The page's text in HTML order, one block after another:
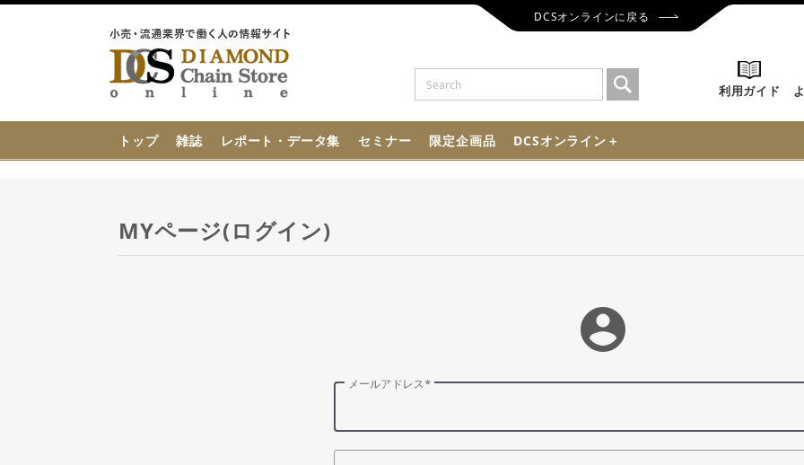
DCSオンラインに戻る
利用ガイド
トップ 雑誌 レポート・データ集 セミナー 限定企画品 DCSオンライン＋
MYページ(ログイン)
account_circle
メールアドレス